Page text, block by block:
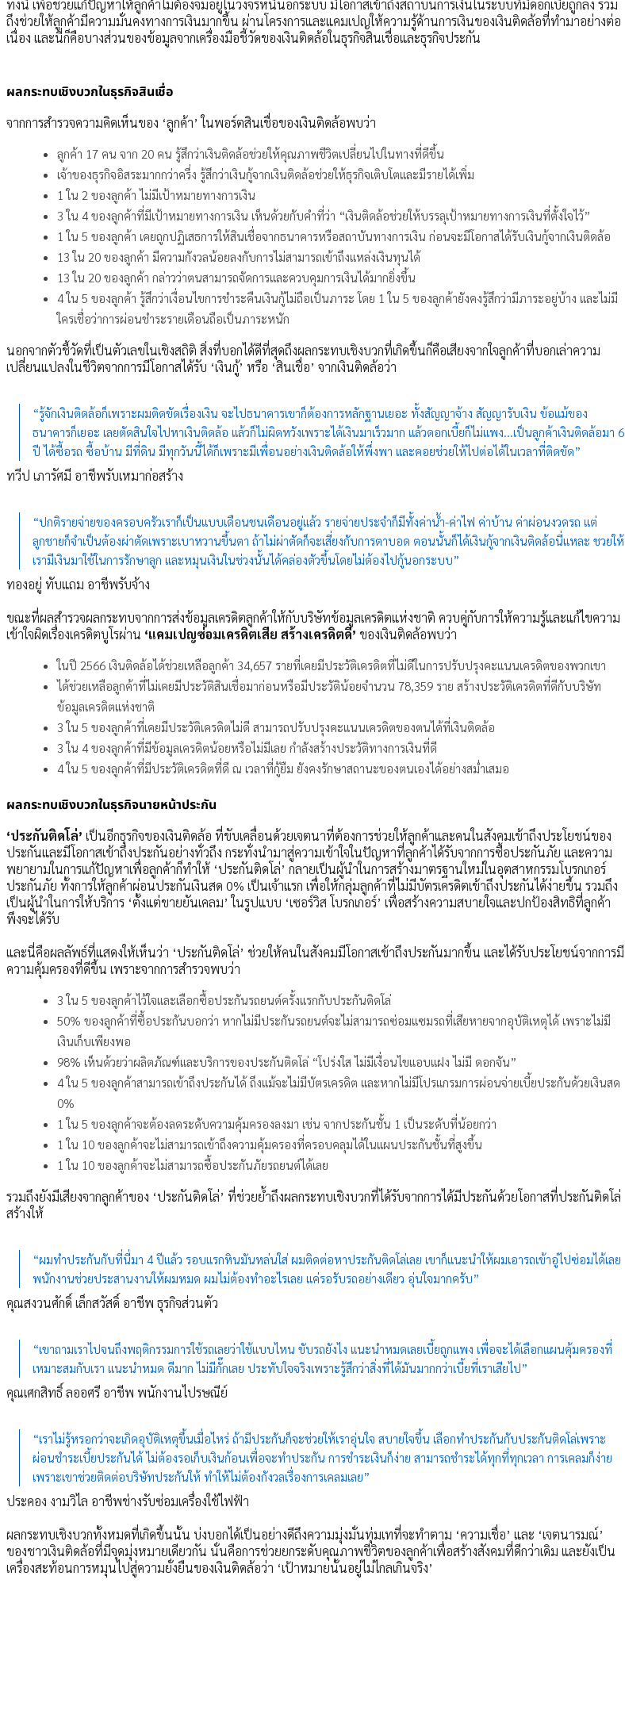
ทั้งนี้ เพื่อช่วยแก้ปัญหาให้ลูกค้าไม่ต้องจมอยู่ในวงจรหนี้นอกระบบ มีโอกาสเข้าถึงสถาบันการเงินในระบบที่มีดอกเบี้ยถูกลง รวม
ถึงช่วยให้ลูกค้ามีความมั่นคงทางการเงินมากขึ้น ผ่านโครงการและแคมเปญให้ความรู้ด้านการเงินของเงินติดล้อที่ทำมาอย่างต่อ
เนื่อง และนี่ก็คือบางส่วนของข้อมูลจากเครื่องมือชี้วัดของเงินติดล้อในธุรกิจสินเชื่อและธุรกิจประกัน
ผลกระทบเชิงบวกในธุรกิจสินเชื่อ
จากการสำรวจความคิดเห็นของ ‘ลูกค้า’ ในพอร์ตสินเชื่อของเงินติดล้อพบว่า
ลูกค้า 17 คน จาก 20 คน รู้สึกว่าเงินติดล้อช่วยให้คุณภาพชีวิตเปลี่ยนไปในทางที่ดีขึ้น
เจ้าของธุรกิจอิสระมากกว่าครึ่ง รู้สึกว่าเงินกู้จากเงินติดล้อช่วยให้ธุรกิจเติบโตและมีรายได้เพิ่ม
1 ใน 2 ของลูกค้า ไม่มีเป้าหมายทางการเงิน
3 ใน 4 ของลูกค้าที่มีเป้าหมายทางการเงิน เห็นด้วยกับคำที่ว่า “เงินติดล้อช่วยให้บรรลุเป้าหมายทางการเงินที่ตั้งใจไว้”
1 ใน 5 ของลูกค้า เคยถูกปฏิเสธการให้สินเชื่อจากธนาคารหรือสถาบันทางการเงิน ก่อนจะมีโอกาสได้รับเงินกู้จากเงินติดล้อ
13 ใน 20 ของลูกค้า มีความกังวลน้อยลงกับการไม่สามารถเข้าถึงแหล่งเงินทุนได้
13 ใน 20 ของลูกค้า กล่าวว่าตนสามารถจัดการและควบคุมการเงินได้มากยิ่งขึ้น
4 ใน 5 ของลูกค้า รู้สึกว่าเงื่อนไขการชำระคืนเงินกู้ไม่ถือเป็นภาระ โดย 1 ใน 5 ของลูกค้ายังคงรู้สึกว่ามีภาระอยู่บ้าง และไม่มี
ใครเชื่อว่าการผ่อนชำระรายเดือนถือเป็นภาระหนัก
นอกจากตัวชี้วัดที่เป็นตัวเลขในเชิงสถิติ สิ่งที่บอกได้ดีที่สุดถึงผลกระทบเชิงบวกที่เกิดขึ้นก็คือเสียงจากใจลูกค้าที่บอกเล่าความ
เปลี่ยนแปลงในชีวิตจากการมีโอกาสได้รับ ‘เงินกู้’ หรือ ‘สินเชื่อ’ จากเงินติดล้อว่า
“รู้จักเงินติดล้อก็เพราะผมติดขัดเรื่องเงิน จะไปธนาคารเขาก็ต้องการหลักฐานเยอะ ทั้งสัญญาจ้าง สัญญารับเงิน ข้อแม้ของ
ธนาคารก็เยอะ เลยตัดสินใจไปหาเงินติดล้อ แล้วก็ไม่ผิดหวังเพราะได้เงินมาเร็วมาก แล้วดอกเบี้ยก็ไม่แพง...เป็นลูกค้าเงินติดล้อมา 6
ปี ได้ซื้อรถ ซื้อบ้าน มีที่ดิน มีทุกวันนี้ได้ก็เพราะมีเพื่อนอย่างเงินติดล้อให้พึ่งพา และคอยช่วยให้ไปต่อได้ในเวลาที่ติดขัด”
ทวีป เภารัศมี อาชีพรับเหมาก่อสร้าง
“ปกติรายจ่ายของครอบครัวเราก็เป็นแบบเดือนชนเดือนอยู่แล้ว รายจ่ายประจำก็มีทั้งค่าน้ำ-ค่าไฟ ค่าบ้าน ค่าผ่อนงวดรถ แต่
ลูกชายก็จำเป็นต้องผ่าตัดเพราะเบาหวานขึ้นตา ถ้าไม่ผ่าตัดก็จะเสี่ยงกับการตาบอด ตอนนั้นก็ได้เงินกู้จากเงินติดล้อนี่แหละ ชวยให้
เรามีเงินมาใช้ในการรักษาลูก และหมุนเงินในช่วงนั้นได้คล่องตัวขึ้นโดยไม่ต้องไปกู้นอกระบบ”
ทองอยู่ ทับแถม อาชีพรับจ้าง
ขณะที่ผลสำรวจผลกระทบจากการส่งข้อมูลเครดิตลูกค้าให้กับบริษัทข้อมูลเครดิตแห่งชาติ ควบคู่กับการให้ความรู้และแก้ไขความ
เข้าใจผิดเรื่องเครดิตบูโรผ่าน ‘แคมเปญซ่อมเครดิตเสีย สร้างเครดิตดี’ ของเงินติดล้อพบว่า
ในปี 2566 เงินติดล้อได้ช่วยเหลือลูกค้า 34,657 รายที่เคยมีประวัติเครดิตที่ไม่ดีในการปรับปรุงคะแนนเครดิตของพวกเขา
ได้ช่วยเหลือลูกค้าที่ไม่เคยมีประวัติสินเชื่อมาก่อนหรือมีประวัติน้อยจำนวน 78,359 ราย สร้างประวัติเครดิตที่ดีกับบริษัท
ข้อมูลเครดิตแห่งชาติ
3 ใน 5 ของลูกค้าที่เคยมีประวัติเครดิตไม่ดี สามารถปรับปรุงคะแนนเครดิตของตนได้ที่เงินติดล้อ
3 ใน 4 ของลูกค้าที่มีข้อมูลเครดิตน้อยหรือไม่มีเลย กำลังสร้างประวัติทางการเงินที่ดี
4 ใน 5 ของลูกค้าที่มีประวัติเครดิตที่ดี ณ เวลาที่กู้ยืม ยังคงรักษาสถานะของตนเองได้อย่างสม่ำเสมอ
ผลกระทบเชิงบวกในธุรกิจนายหน้าประกัน
‘ประกันติดโล่’ เป็นอีกธุรกิจของเงินติดล้อ ที่ขับเคลื่อนด้วยเจตนาที่ต้องการช่วยให้ลูกค้าและคนในสังคมเข้าถึงประโยชน์ของ
ประกันและมีโอกาสเข้าถึงประกันอย่างทั่วถึง กระทั่งนำมาสู่ความเข้าใจในปัญหาที่ลูกค้าได้รับจากการซื้อประกันภัย และความ
พยายามในการแก้ปัญหาเพื่อลูกค้าก็ทำให้ ‘ประกันติดโล่’ กลายเป็นผู้นำในการสร้างมาตรฐานใหม่ในอุตสาหกรรมโบรกเกอร์
ประกันภัย ทั้งการให้ลูกค้าผ่อนประกันเงินสด 0% เป็นเจ้าแรก เพื่อให้กลุ่มลูกค้าที่ไม่มีบัตรเครดิตเข้าถึงประกันได้ง่ายขึ้น รวมถึง
เป็นผู้นำในการให้บริการ ‘ตั้งแต่ขายยันเคลม’ ในรูปแบบ ‘เซอร์วิส โบรกเกอร์’ เพื่อสร้างความสบายใจและปกป้องสิทธิที่ลูกค้า
พึงจะได้รับ
และนี่คือผลลัพธ์ที่แสดงให้เห็นว่า ‘ประกันติดโล่’ ช่วยให้คนในสังคมมีโอกาสเข้าถึงประกันมากขึ้น และได้รับประโยชน์จากการมี
ความคุ้มครองที่ดีขึ้น เพราะจากการสำรวจพบว่า
3 ใน 5 ของลูกค้าไว้ใจและเลือกซื้อประกันรถยนต์ครั้งแรกกับประกันติดโล่
50% ของลูกค้าที่ซื้อประกันบอกว่า หากไม่มีประกันรถยนต์จะไม่สามารถซ่อมแซมรถที่เสียหายจากอุบัติเหตุได้ เพราะไม่มี
เงินเก็บเพียงพอ
98% เห็นด้วยว่าผลิตภัณฑ์และบริการของประกันติดโล่ “โปร่งใส ไม่มีเงื่อนไขแอบแฝง ไม่มี ดอกจัน”
4 ใน 5 ของลูกค้าสามารถเข้าถึงประกันได้ ถึงแม้จะไม่มีบัตรเครดิต และหากไม่มีโปรแกรมการผ่อนจ่ายเบี้ยประกันด้วยเงินสด
0%
1 ใน 5 ของลูกค้าจะต้องลดระดับความคุ้มครองลงมา เช่น จากประกันชั้น 1 เป็นระดับที่น้อยกว่า
1 ใน 10 ของลูกค้าจะไม่สามารถเข้าถึงความคุ้มครองที่ครอบคลุมได้ในแผนประกันชั้นที่สูงขึ้น
1 ใน 10 ของลูกค้าจะไม่สามารถซื้อประกันภัยรถยนต์ได้เลย
รวมถึงยังมีเสียงจากลูกค้าของ ‘ประกันติดโล่’ ที่ช่วยย้ำถึงผลกระทบเชิงบวกที่ได้รับจากการได้มีประกันด้วยโอกาสที่ประกันติดโล่
สร้างให้
“ผมทำประกันกับที่นี่มา 4 ปีแล้ว รอบแรกหินมันหล่นใส่ ผมติดต่อหาประกันติดโล่เลย เขาก็แนะนำให้ผมเอารถเข้าอู่ไปซ่อมได้เลย
พนักงานช่วยประสานงานให้ผมหมด ผมไม่ต้องทำอะไรเลย แค่รอรับรถอย่างเดียว อุ่นใจมากครับ”
คุณสงวนศักดิ์ เล็กสวัสดิ์ อาชีพ ธุรกิจส่วนตัว
“เขาถามเราไปจนถึงพฤติกรรมการใช้รถเลยว่าใช้แบบไหน ขับรถยังไง แนะนำหมดเลยเบี้ยถูกแพง เพื่อจะได้เลือกแผนคุ้มครองที่
เหมาะสมกับเรา แนะนำหมด ดีมาก ไม่มีกั๊กเลย ประทับใจจริงเพราะรู้สึกว่าสิ่งที่ได้มันมากกว่าเบี้ยที่เราเสียไป”
คุณเศกสิทธิ์ ลออศรี อาชีพ พนักงานไปรษณีย์
“เราไม่รู้หรอกว่าจะเกิดอุบัติเหตุขึ้นเมื่อไหร่ ถ้ามีประกันก็จะช่วยให้เราอุ่นใจ สบายใจขึ้น เลือกทำประกันกับประกันติดโล่เพราะ
ผ่อนชำระเบี้ยประกันได้ ไม่ต้องรอเก็บเงินก้อนเพื่อจะทำประกัน การชำระเงินก็ง่าย สามารถชำระได้ทุกที่ทุกเวลา การเคลมก็ง่าย
เพราะเขาช่วยติดต่อบริษัทประกันให้ ทำให้ไม่ต้องกังวลเรื่องการเคลมเลย”
ประคอง งามวิไล อาชีพช่างรับซ่อมเครื่องใช้ไฟฟ้า
ผลกระทบเชิงบวกทั้งหมดที่เกิดขึ้นนั้น บ่งบอกได้เป็นอย่างดีถึงความมุ่งมั่นทุ่มเทที่จะทำตาม ‘ความเชื่อ’ และ ‘เจตนารมณ์’
ของชาวเงินติดล้อที่มีจุดมุ่งหมายเดียวกัน นั่นคือการช่วยยกระดับคุณภาพชีวิตของลูกค้าเพื่อสร้างสังคมที่ดีกว่าเดิม และยังเป็น
เครื่องสะท้อนการหมุนไปสู่ความยั่งยืนของเงินติดล้อว่า ‘เป้าหมายนั้นอยู่ไม่ไกลเกินจริง’